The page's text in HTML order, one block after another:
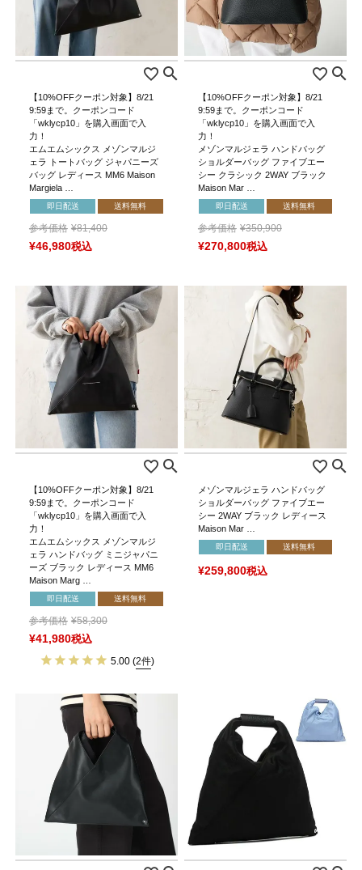
【10%OFFクーポン対象】8/21
9:59まで。クーポンコード
「wklycp10」を購入画面で入
力！
エムエムシックス メゾンマルジ
ェラ トートバッグ ジャパニーズ
バッグ レディース MM6 Maison
Margiela …
即日配送 送料無料
参考価格 ¥81,400
¥46,980税込
【10%OFFクーポン対象】8/21
9:59まで。クーポンコード
「wklycp10」を購入画面で入
力！
メゾンマルジェラ ハンドバッグ
ショルダーバッグ ファイブエー
シー クラシック 2WAY ブラック
Maison Mar …
即日配送 送料無料
参考価格 ¥350,900
¥270,800税込
【10%OFFクーポン対象】8/21
9:59まで。クーポンコード
「wklycp10」を購入画面で入
力！
エムエムシックス メゾンマルジ
ェラ ハンドバッグ ミニジャパニ
ーズ ブラック レディース MM6
Maison Marg …
即日配送 送料無料
参考価格 ¥58,300
¥41,980税込
5.00 (2件)
メゾンマルジェラ ハンドバッグ
ショルダーバッグ ファイブエー
シー 2WAY ブラック レディース
Maison Mar …
即日配送 送料無料
¥259,800税込